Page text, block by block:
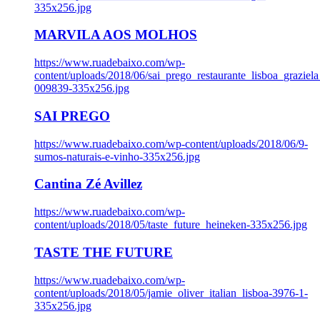
335x256.jpg
MARVILA AOS MOLHOS
https://www.ruadebaixo.com/wp-
content/uploads/2018/06/
009839-335x256.jpg
SAI PREGO
https://www.ruadebaixo.com/wp-content/uploads/2018/06/9-
sumos-naturais-e-vinho-335x256.jpg
Cantina Zé Avillez
https://www.ruadebaixo.com/wp-
content/uploads/2018/05/taste_future_heineken-335x256.jpg
TASTE THE FUTURE
https://www.ruadebaixo.com/wp-
content/uploads/2018/05/jamie_oliver_italian_lisboa-3976-1-
335x256.jpg